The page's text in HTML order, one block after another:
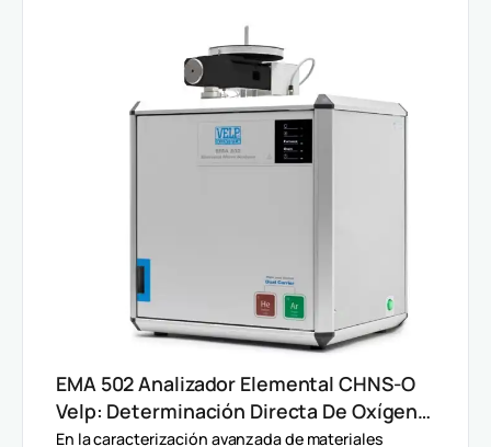
EMA 502 Analizador Elemental CHNS-O
Velp: Determinación Directa De Oxígeno
Y Análisis Multiparámetro
En la caracterización avanzada de materiales